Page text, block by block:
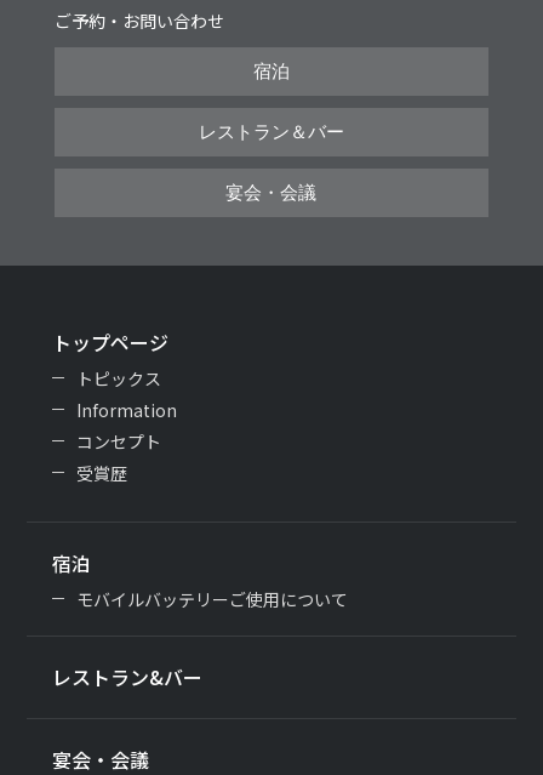
ご予約・お問い合わせ
宿泊
レストラン＆バー
宴会・会議
トップページ
トピックス
Information
コンセプト
受賞歴
宿泊
モバイルバッテリーご使用について
レストラン&バー
宴会・会議